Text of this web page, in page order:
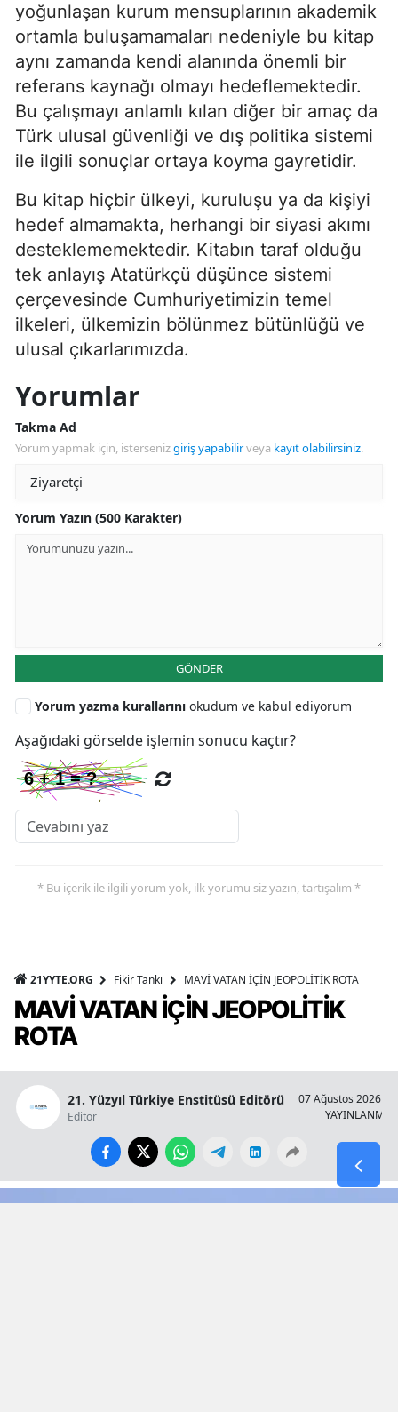
yoğunlaşan kurum mensuplarının akademik
ortamla buluşamamaları nedeniyle bu kitap
aynı zamanda kendi alanında önemli bir
referans kaynağı olmayı hedeflemektedir.
Bu çalışmayı anlamlı kılan diğer bir amaç da
Türk ulusal güvenliği ve dış politika sistemi
ile ilgili sonuçlar ortaya koyma gayretidir.
Bu kitap hiçbir ülkeyi, kuruluşu ya da kişiyi
hedef almamakta, herhangi bir siyasi akımı
desteklememektedir. Kitabın taraf olduğu
tek anlayış Atatürkçü düşünce sistemi
çerçevesinde Cumhuriyetimizin temel
ilkeleri, ülkemizin bölünmez bütünlüğü ve
ulusal çıkarlarımızda.
Yorumlar
Takma Ad
Yorum yapmak için, istersenizgiriş yapabilirveya kayıt olabilirsiniz.
Yorum Yazın (500 Karakter)
GÖNDER
Yorum yazma kurallarını okudum ve kabul ediyorum
Aşağıdaki görselde işlemin sonucu kaçtır?
* Bu içerik ile ilgili yorum yok, ilk yorumu siz yazın, tartışalım *
21YYTE.ORG Fikir Tankı MAVİ VATAN İÇİN JEOPOLİTİK ROTA
MAVİ VATAN İÇİN JEOPOLİTİK
ROTA
21. Yüzyıl Türkiye Enstitüsü Editörü
Editör
07 Ağustos 2026 -
YAYINLANMA